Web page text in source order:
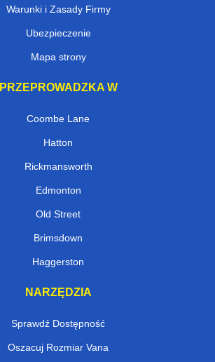
Warunki i Zasady Firmy
Ubezpieczenie
Mapa strony
PRZEPROWADZKA W
Coombe Lane
Hatton
Rickmansworth
Edmonton
Old Street
Brimsdown
Haggerston
NARZĘDZIA
Sprawdź Dostępność
Oszacuj Rozmiar Vana